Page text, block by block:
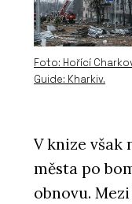
Foto: Hořící
Guide: Kharkiv.
V knize však
města po
obnovu.